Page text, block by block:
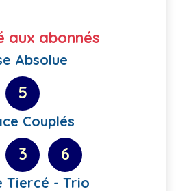
aux abonnés
Absolue
5
Couplés
3 6
Tiercé - Trio